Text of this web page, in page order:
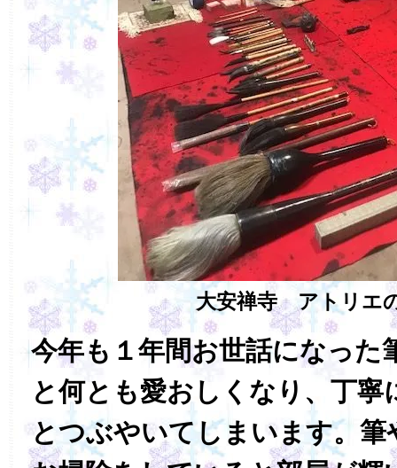
大安禅寺 アトリエ
今年も１年間お世話になった
と何とも愛おしくなり、丁寧
とつぶやいてしまいます。